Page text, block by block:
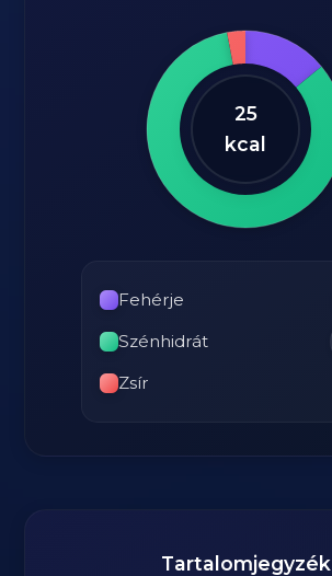
25
kcal
Fehérje
Szénhidrát
Zsír
Tartalomjegyzék